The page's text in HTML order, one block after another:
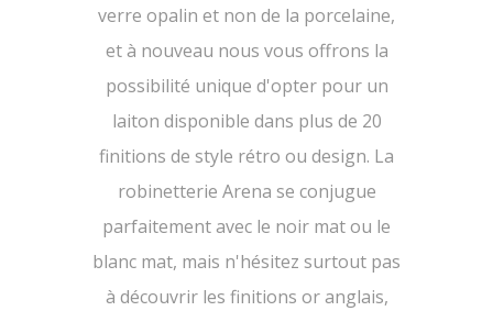
verre opalin et non de la porcelaine,
et à nouveau nous vous offrons la
possibilité unique d'opter pour un
laiton disponible dans plus de 20
finitions de style rétro ou design. La
robinetterie Arena se conjugue
parfaitement avec le noir mat ou le
blanc mat, mais n'hésitez surtout pas
à découvrir les finitions or anglais,